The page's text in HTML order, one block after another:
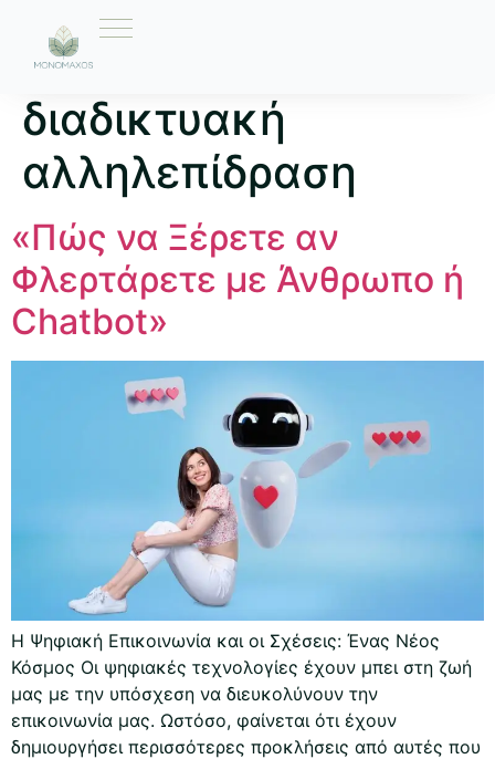
Ετικέτα:
διαδικτυακή
αλληλεπίδραση
«Πώς να Ξέρετε αν
Φλερτάρετε με Άνθρωπο ή
Chatbot»
Η Ψηφιακή Επικοινωνία και οι Σχέσεις: Ένας Νέος
Κόσμος Οι ψηφιακές τεχνολογίες έχουν μπει στη ζωή
μας με την υπόσχεση να διευκολύνουν την
επικοινωνία μας. Ωστόσο, φαίνεται ότι έχουν
δημιουργήσει περισσότερες προκλήσεις από αυτές που